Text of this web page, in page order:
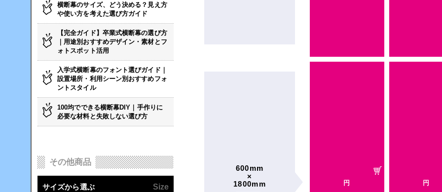
600mm
×
1800mm
円 円
横断幕のサイズ、どう決める？見え方
や使い方を考えた選び方ガイド
【完全ガイド】卒業式横断幕の選び方
｜用途別おすすめデザイン・素材とフ
ォトスポット活用
入学式横断幕のフォント選びガイド｜
設置場所・利用シーン別おすすめフォ
ントスタイル
100均でできる横断幕DIY｜手作りに
必要な材料と失敗しない選び方
その他商品
サイズから選ぶ Size